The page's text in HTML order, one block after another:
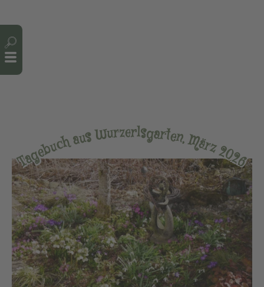
T
a
gebuchausWurzerlsgarten
,Mär
z202
6